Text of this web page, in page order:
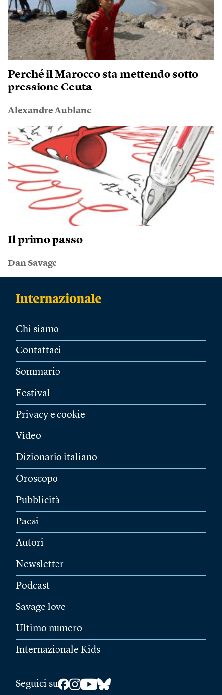
Perché il Marocco sta mettendo sotto
pressione Ceuta
Alexandre Aublanc
Il primo passo
Dan Savage
Chi siamo
Contattaci
Sommario
Festival
Privacy e cookie
Video
Dizionario italiano
Oroscopo
Pubblicità
Paesi
Autori
Newsletter
Podcast
Savage love
Ultimo numero
Internazionale Kids
Seguici su